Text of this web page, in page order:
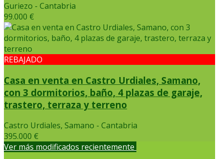
Guriezo - Cantabria
99.000 €
REBAJADO
Casa en venta en Castro Urdiales, Samano,
con 3 dormitorios, baño, 4 plazas de garaje,
trastero, terraza y terreno
Castro Urdiales, Samano - Cantabria
395.000 €
Ver más modificados recientemente